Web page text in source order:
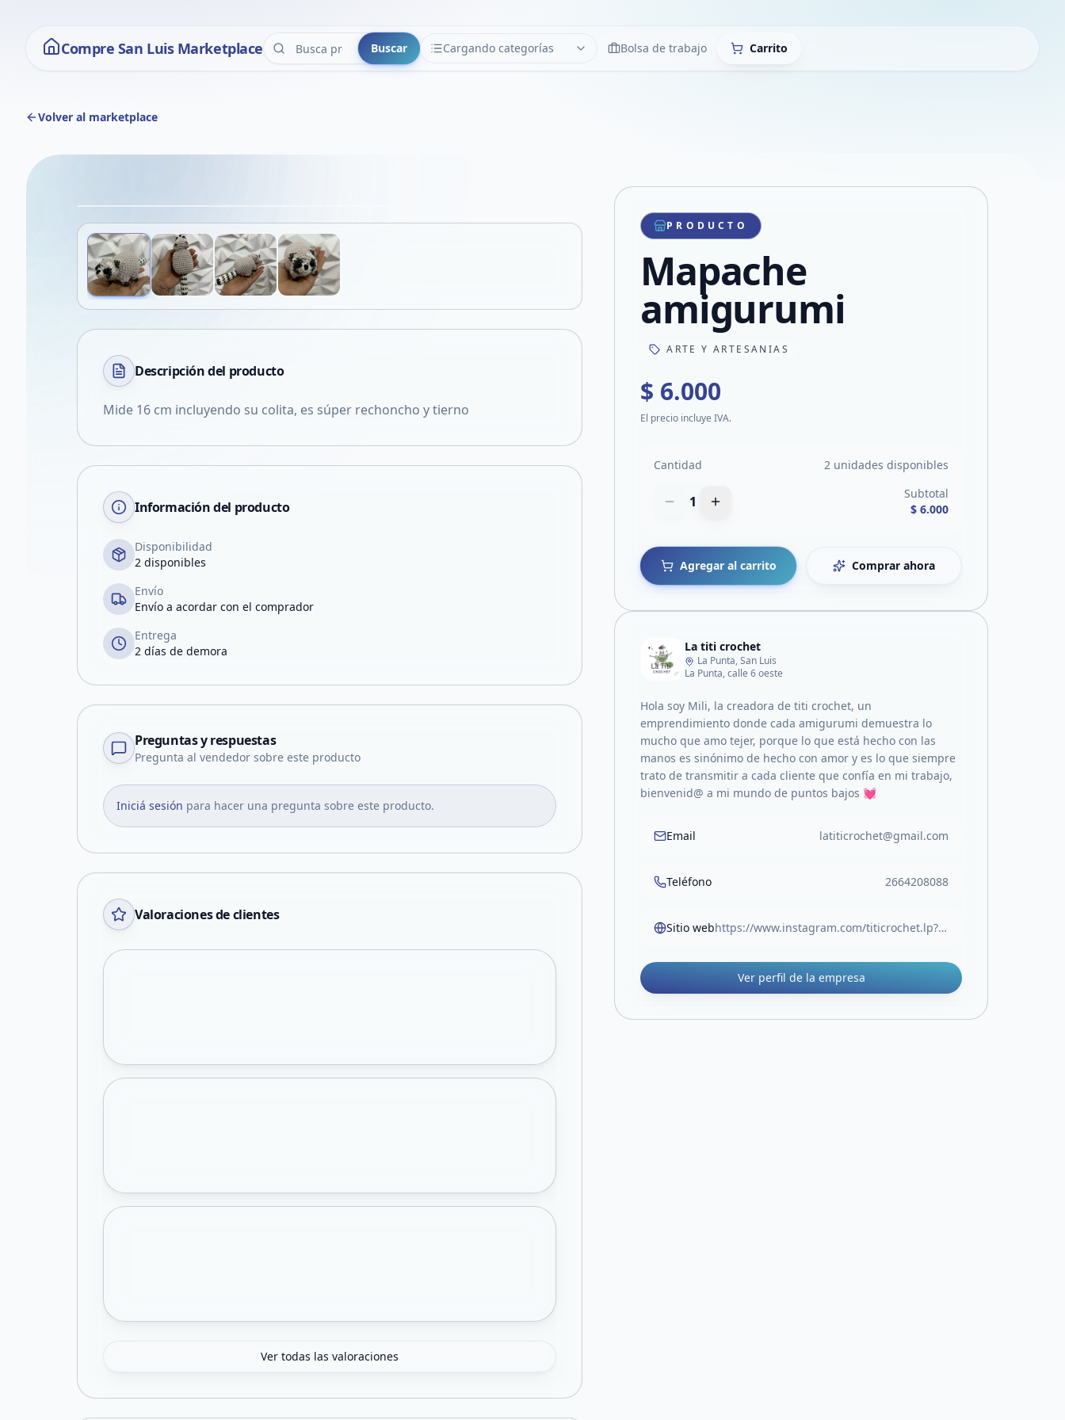
Compre San Luis Marketplace Buscar Cargando categorías
CATEGORÍAS LimpiarBolsa de trabajo Carrito
Volver al marketplace
Compartir producto
Compartir por WhatsApp
Compartir por mail
Compartir en Facebook
Compartir en X
Descripción del producto
Mide 16 cm incluyendo su colita, es súper rechoncho y tierno
Información del producto
Disponibilidad
2 disponibles
Envío
Envío a acordar con el comprador
Entrega
2 días de demora
Preguntas y respuestas
Pregunta al vendedor sobre este producto
Iniciá sesión para hacer una pregunta sobre este producto.
Valoraciones de clientes
Ver todas las valoraciones
PRODUCTO
Mapache
amigurumi
ARTE Y ARTESANIAS
$ 6.000
El precio incluye IVA.
Cantidad 2 unidades disponibles
1
Subtotal
$ 6.000
Agregar al carrito Comprar ahora
La titi crochet
La Punta, San Luis
La Punta, calle 6 oeste
Hola soy Mili, la creadora de titi crochet, un
emprendimiento donde cada amigurumi demuestra lo
mucho que amo tejer, porque lo que está hecho con las
manos es sinónimo de hecho con amor y es lo que siempre
trato de transmitir a cada cliente que confía en mi trabajo,
bienvenid@ a mi mundo de puntos bajos 💓
Email latiticrochet@gmail.com
Teléfono 2664208088
Sitio web https://www.instagram.com/titicrochet.lp?igsh=cnBwaHJhZWp6d2V3&utm_source=qr
Ver perfil de la empresa